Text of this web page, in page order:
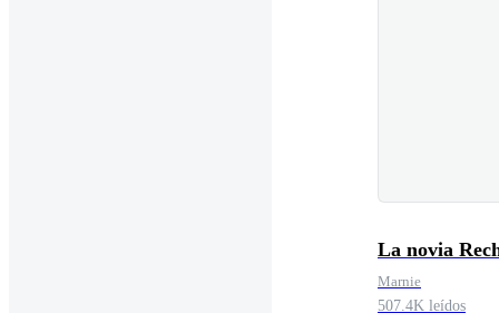
La novia
Marnie
507.4K leídos